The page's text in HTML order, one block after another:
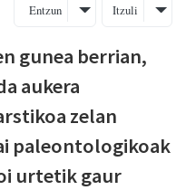
Entzun Itzuli
gunea berrian,
aukera
zelan
paleontologikoak
urtetik gaur